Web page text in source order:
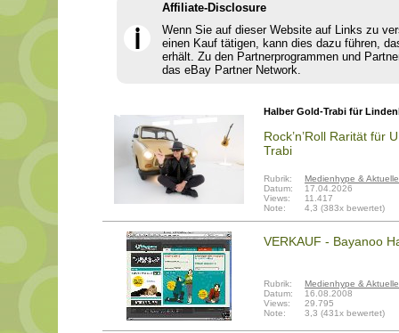
ℹ
Affiliate-Disclosure
Wenn Sie auf dieser Website auf Links zu
einen Kauf tätigen, kann dies dazu führen,
erhält. Zu den Partnerprogrammen und
das eBay Partner Network.
Halber Gold-Trabi für
Rock’n’Roll Rarität für
Trabi
Rubrik:
Medienhype &
Datum:
17.04.2026
Views:
11.417
Note:
4,3 (383x bewertet)
VERKAUF - Bayanoo
Rubrik:
Medienhype &
Datum:
16.08.2008
Views:
29.795
Note:
3,3 (431x bewertet)